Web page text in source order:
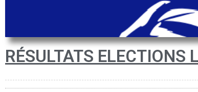
RÉSULTATS ELECTIONS